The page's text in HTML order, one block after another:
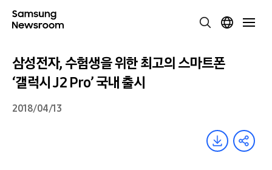
삼성전자, 수험생을 위한 최고의 스마트폰
‘갤럭시 J2 Pro’ 국내 출시
2018/04/13